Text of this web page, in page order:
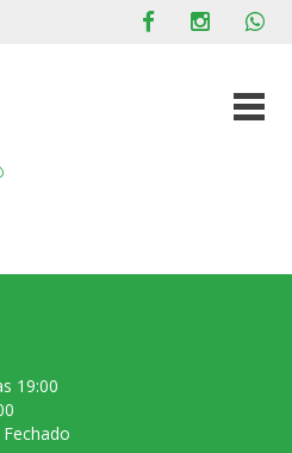
19:00